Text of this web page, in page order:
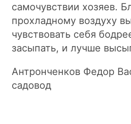
самочувствии хозяев.
прохладному воздуху
чувствовать себя
засыпать, и лучше
Антронченков Федор
садовод